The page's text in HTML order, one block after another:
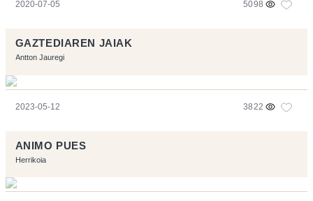
2020-07-05 5098
GAZTEDIAREN JAIAK
Antton Jauregi
2023-05-12 3822
ANIMO PUES
Herrikoia